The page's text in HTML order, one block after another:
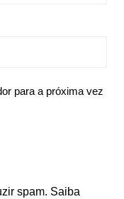
para a próxima vez
spam. Saiba